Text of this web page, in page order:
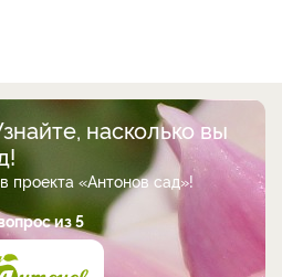
насколько вы
проекта «Антонов сад»!
из 5